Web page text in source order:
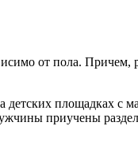
от пола. Причем,
детских площадках
приучены